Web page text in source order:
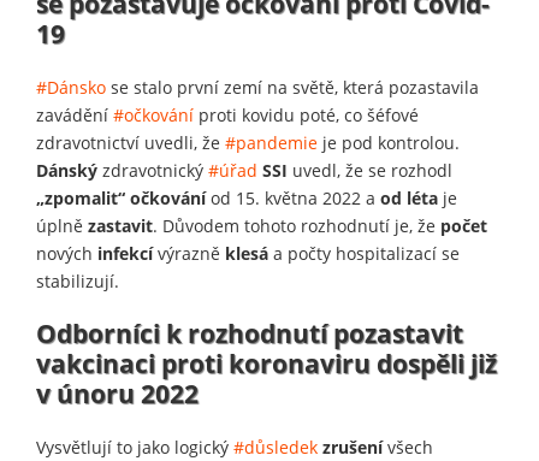
19
#Dánsko se stalo první zemí na světě, která pozastavila
zavádění #očkování proti kovidu poté, co šéfové
zdravotnictví uvedli, že #pandemie je pod kontrolou.
Dánský zdravotnický #úřad SSI uvedl, že se rozhodl
„zpomalit“ očkováníod 15. května 2022 a od léta je
úplně zastavit. Důvodem tohoto rozhodnutí je, že počet
nových infekcívýrazně klesá a počty hospitalizací se
stabilizují.
Odborníci k rozhodnutí pozastavit
vakcinaci proti koronaviru dospěli již
v únoru 2022
Vysvětlují to jako logický #důsledek zrušenívšech